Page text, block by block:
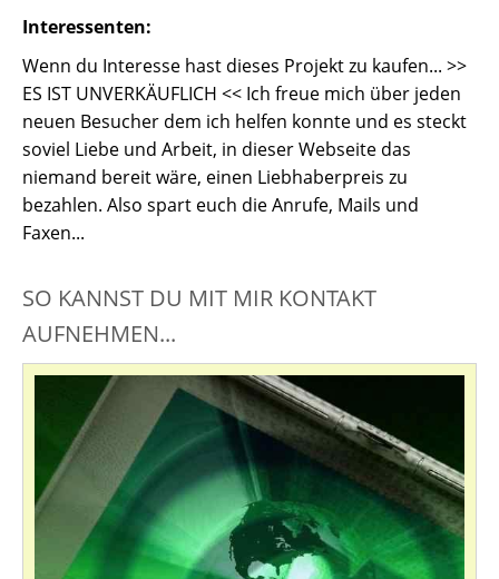
Interessenten:
Wenn du Interesse hast dieses Projekt zu kaufen... >>
ES IST UNVERKÄUFLICH << Ich freue mich über jeden
neuen Besucher dem ich helfen konnte und es steckt
soviel Liebe und Arbeit, in dieser Webseite das
niemand bereit wäre, einen Liebhaberpreis zu
bezahlen. Also spart euch die Anrufe, Mails und
Faxen...
SO KANNST DU MIT MIR KONTAKT
AUFNEHMEN...